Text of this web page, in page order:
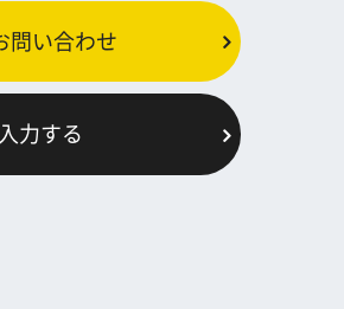
問い合わせ
力する